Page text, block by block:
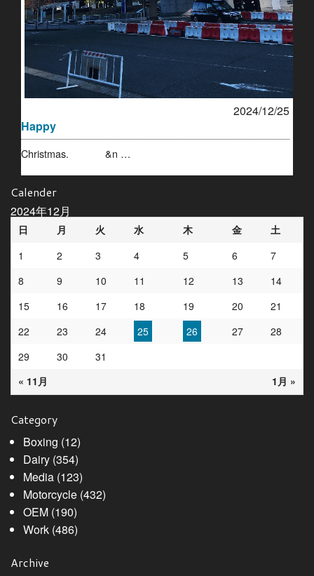
2024/12/25
Happy
Christmas. &n …
Calender
2024年12月
日 月 火 水 木 金 土
« 11月 1月 »
1 2 3 4 5 6
7
8
9 10 11 12 13
14
15
16 17 18 19 20
21
22
23 24 25 26 27
28
29
30 31
Category
Boxing (12)
Dairy(354)
Media(123)
Motorcycle(432)
OEM(190)
Work(486)
Archive